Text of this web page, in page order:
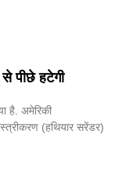
पीछे हटेगी
है. अमेरिकी
(हथियार सरेंडर)